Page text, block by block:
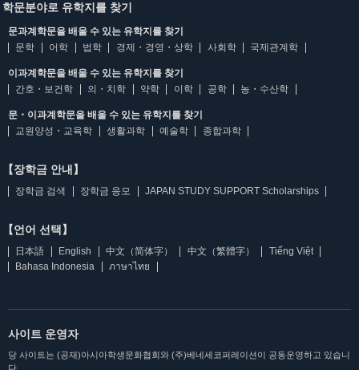
학문분야로 유학지를 찾기
문과계학문을 배울 수 있는 유학지를 찾기
문학
어학 법학 경제・경영・상학 사회학 국제관계학
이과계학문을 배울 수 있는 유학지를 찾기
간호・보건학
의・치학 약학 이학 공학 농・수산학
문・이과계학문을 배울 수 있는 유학지를 찾기
교원양성・교육학
생활과학 예술학 종합과학
【장학금 안내】
장학금 검색 장학금 응모 JAPAN STUDY SUPPORT Scholarships
【언어 선택】
日本語 English 中文（简体字） 中文（繁體字）
Tiếng Việt
Bahasa Indonesia
ภาษาไทย
사이트 운영자
당 사이트는 (공재)아시아학생문화협회와 (주)베네세코퍼레이션이 공동운영하고 있습니
다.